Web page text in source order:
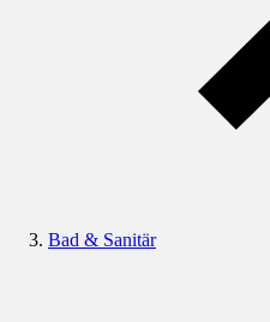
Bad & Sanitär